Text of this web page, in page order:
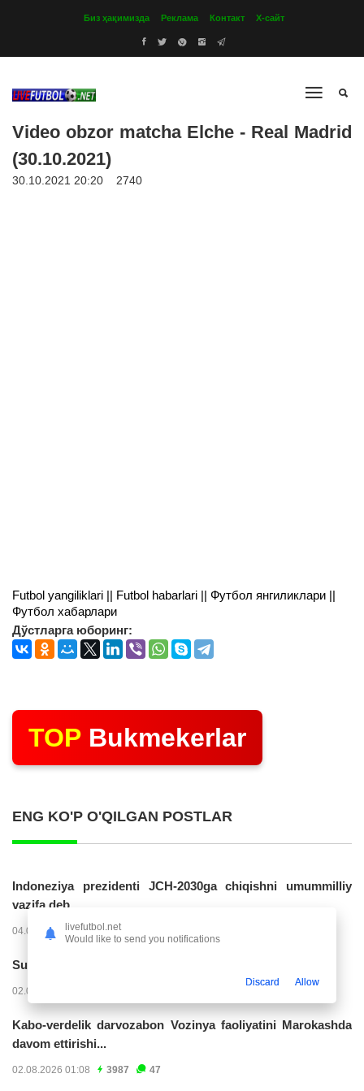
Биз ҳақимизда Реклама Контакт Х-сайт
Video obzor matcha Elche - Real Madrid
(30.10.2021)
30.10.2021 20:20 2740
Futbol yangiliklari || Futbol habarlari || Футбол янгиликлари ||
Футбол хабарлари
Дўстларга юборинг:
TOP Bukmekerlar
ENG KO'P O'QILGAN POSTLAR
Indoneziya prezidenti JCH-2030ga chiqishni umummilliy
vazifa deb...
04.08.2026 02:11 14289
Superliga. “Buxoro” - “Lokomotiv”...
02.08.2026 03:08
Kabo-verdelik darvozabon Vozinya faoliyatini Marokashda
davom ettirishi...
02.08.2026 01:08 3987 47
livefutbol.net
Would like to send you notifications
Discard Allow